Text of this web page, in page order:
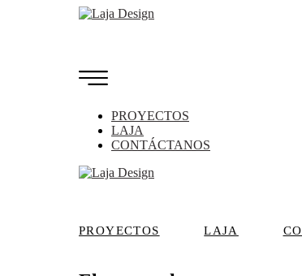
PROYECTOS
LAJA
CONTÁCTANOS
PROYECTOS LAJA